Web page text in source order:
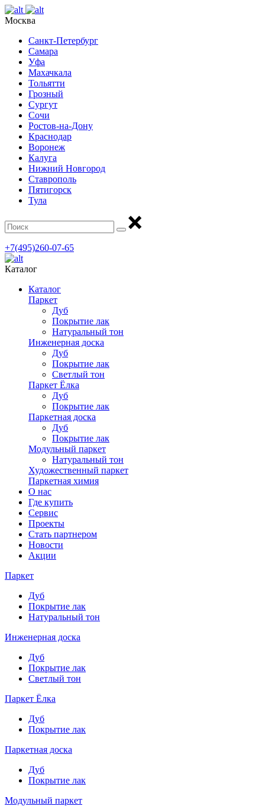
Москва
Санкт-Петербург
Самара
Уфа
Махачкала
Тольятти
Грозный
Сургут
Сочи
Ростов-на-Дону
Краснодар
Воронеж
Калуга
Нижний Новгород
Ставрополь
Пятигорск
Тула
+7(495)260-07-65
Каталог
Каталог
Паркет
Дуб
Покрытие лак
Натуральный тон
Инженерная доска
Дуб
Покрытие лак
Светлый тон
Паркет Ёлка
Дуб
Покрытие лак
Паркетная доска
Дуб
Покрытие лак
Модульный паркет
Натуральный тон
Художественный паркет
Паркетная химия
О нас
Где купить
Сервис
Проекты
Стать партнером
Новости
Акции
Паркет
Дуб
Покрытие лак
Натуральный тон
Инженерная доска
Дуб
Покрытие лак
Светлый тон
Паркет Ёлка
Дуб
Покрытие лак
Паркетная доска
Дуб
Покрытие лак
Модульный паркет